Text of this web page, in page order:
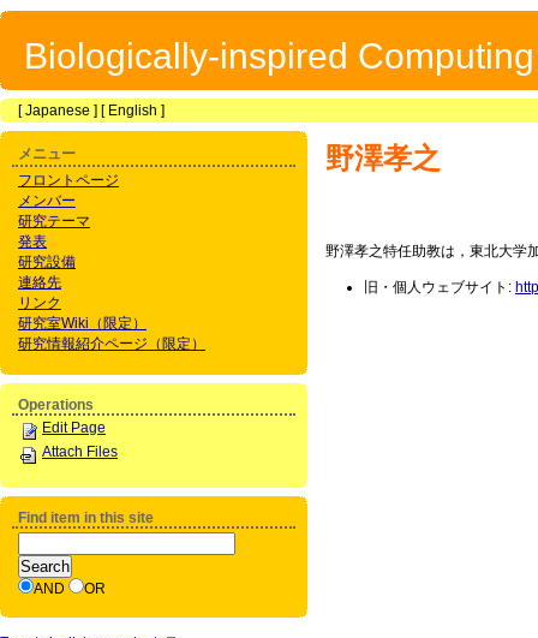
Biologically-inspired
[Japanese ] [ English ]
野澤孝之
野澤孝之特任助教は，東北大学
旧・個人ウェブサイト:
メニュー
フロントページ
メンバー
研究テーマ
発表
研究設備
連絡先
リンク
研究室Wiki（限定）
研究情報紹介ページ（限定）
Operations
Edit Page
Attach Files
Find item in this site
AND OR